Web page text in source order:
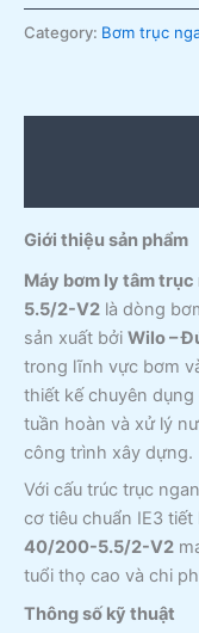
Category: Bơm trục
Giới thiệu sản phẩm
Máy bơm ly tâm
5.5/2-V2 là dòng
sản xuất bởi Wilo –
trong lĩnh vực bơm
thiết kế chuyên
tuần hoàn và xử lý
công trình xây dựng.
Với cấu trúc trục
cơ tiêu chuẩn IE3
40/200-5.5/2-V2
tuổi thọ cao và chi
Thông số kỹ thuật